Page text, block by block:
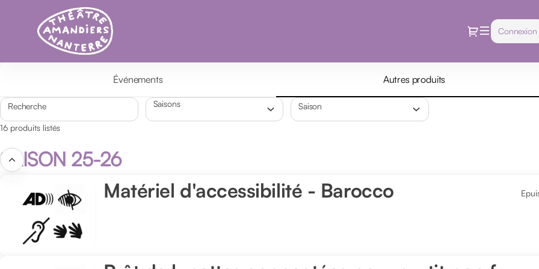
Dialogue
Connexion
Événements Autres produits
Recherche Saison
16 produits listés
SAISON 25-26
Matériel
d'accessibilité
Matériel d'accessibilité - Barocco